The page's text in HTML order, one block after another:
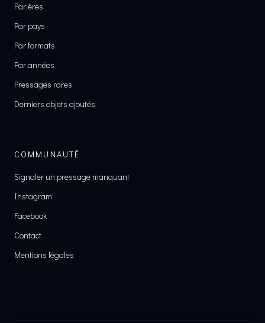
Par ères
Par pays
Par formats
Par années
Pressages rares
Derniers objets ajoutés
COMMUNAUTÉ
Signaler un pressage manquant
Instagram
Facebook
Contact
Mentions légales